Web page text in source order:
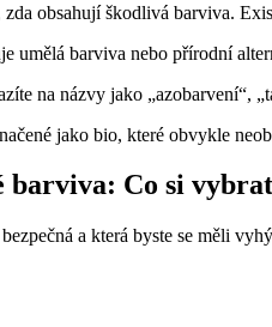
obsahují škodlivá barviva.
umělá barviva nebo přírodní
na názvy jako „azobarvení“,
jako bio, které obvykle
barviva: Co si
a která byste se měli